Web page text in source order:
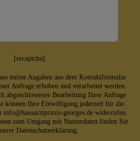
[recaptcha]
meine Angaben aus dem Kontaktformular
Anfrage erhoben und verarbeitet werden.
abgeschlossener Bearbeitung Ihrer Anfrage
können Ihre Einwilligung jederzeit für die
georges.de widerrufen.
zum Umgang mit Nutzerdaten finden Sie
Datenschutzerklärung.